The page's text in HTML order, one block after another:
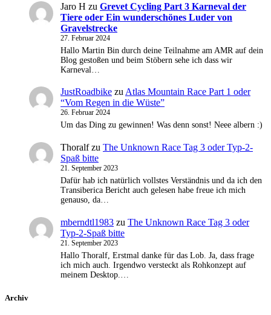
Jaro H zu Grevet Cycling Part 3 Karneval der
Tiere oder Ein wunderschönes Luder von
Gravelstrecke
27. Februar 2024
Hallo Martin Bin durch deine Teilnahme am AMR auf dein
Blog gestoßen und beim Stöbern sehe ich dass wir
Karneval…
JustRoadbike zu Atlas Mountain Race Part 1 oder
“Vom Regen in die Wüste”
26. Februar 2024
Um das Ding zu gewinnen! Was denn sonst! Neee albern :)
Thoralfzu The Unknown Race Tag 3 oder Typ-2-
Spaß bitte
21. September 2023
Dafür hab ich natürlich vollstes Verständnis und da ich den
Transiberica Bericht auch gelesen habe freue ich mich
genauso, da…
mberndtl1983 zu The Unknown Race Tag 3 oder
Typ-2-Spaß bitte
21. September 2023
Hallo Thoralf, Erstmal danke für das Lob. Ja, dass frage
ich mich auch. Irgendwo versteckt als Rohkonzept auf
meinem Desktop.…
Archiv